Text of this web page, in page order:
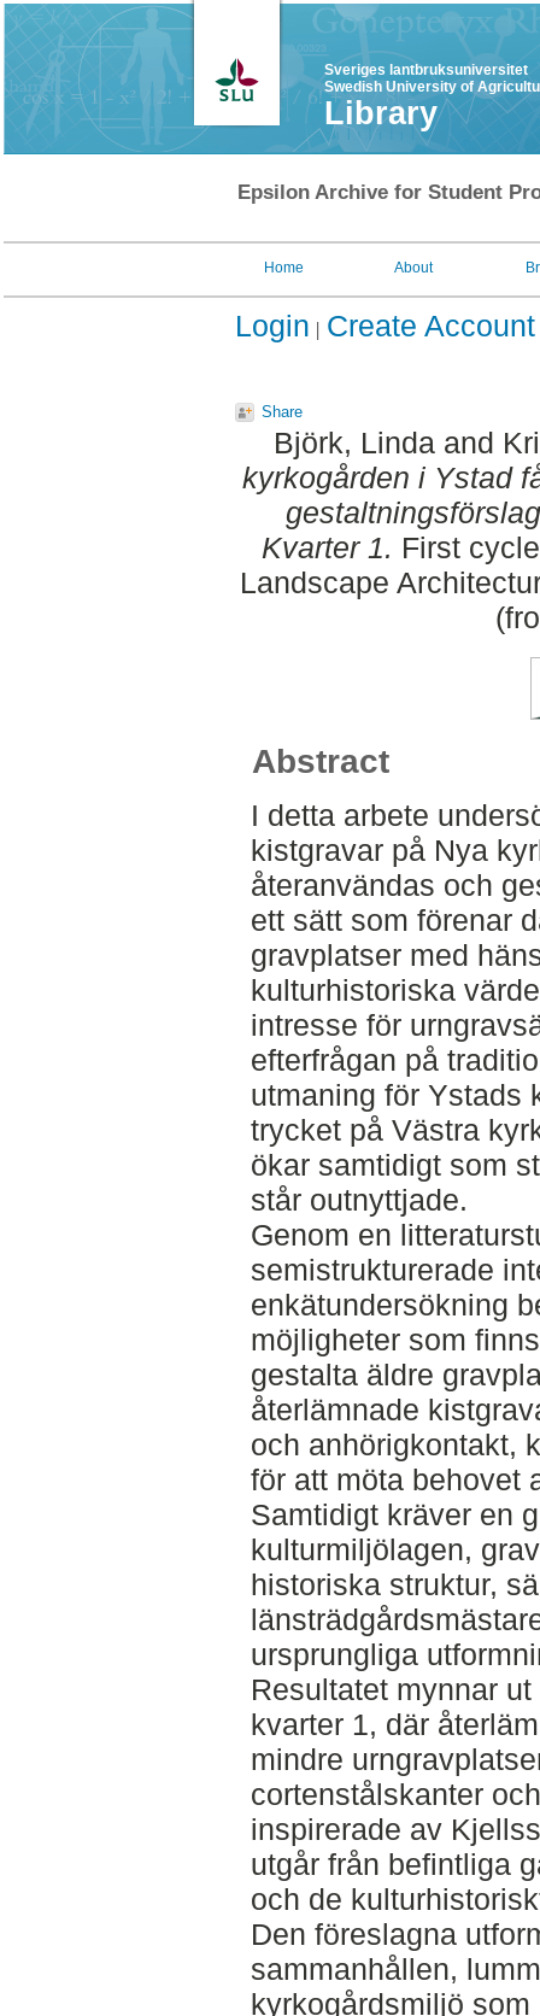
Sveriges lantbruksuniversitet
Swedish University of
Library
Epsilon Archive for Student
Home About
Login Create Account
Share
Björk, Linda and
kyrkogården i Ystad
Kvarter 1. First
Landscape
Abstract
I detta arbete
kistgravar på Nya
återanvändas och
ett sätt som förenar
gravplatser med
kulturhistoriska
intresse för
efterfrågan på
utmaning för Ystads
trycket på Västra
ökar samtidigt som
står outnyttjade.
Genom en
semistrukturerade
enkätundersökning
möjligheter som
gestalta äldre
återlämnade
och anhörigkontakt,
för att möta behovet
Samtidigt kräver en
kulturmiljölagen,
historiska struktur,
ursprungliga
Resultatet mynnar
kvarter 1, där
mindre
cortenstålskanter
inspirerade av
utgår från befintliga
och de
Den föreslagna
sammanhållen,
kyrkogårdsmiljö